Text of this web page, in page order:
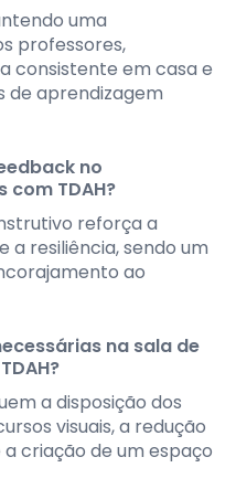
uma
professores,
consistente em casa e
de aprendizagem
no
TDAH?
reforça a
a resiliência, sendo um
ao
na sala de
a disposição dos
visuais, a redução
criação de um espaço